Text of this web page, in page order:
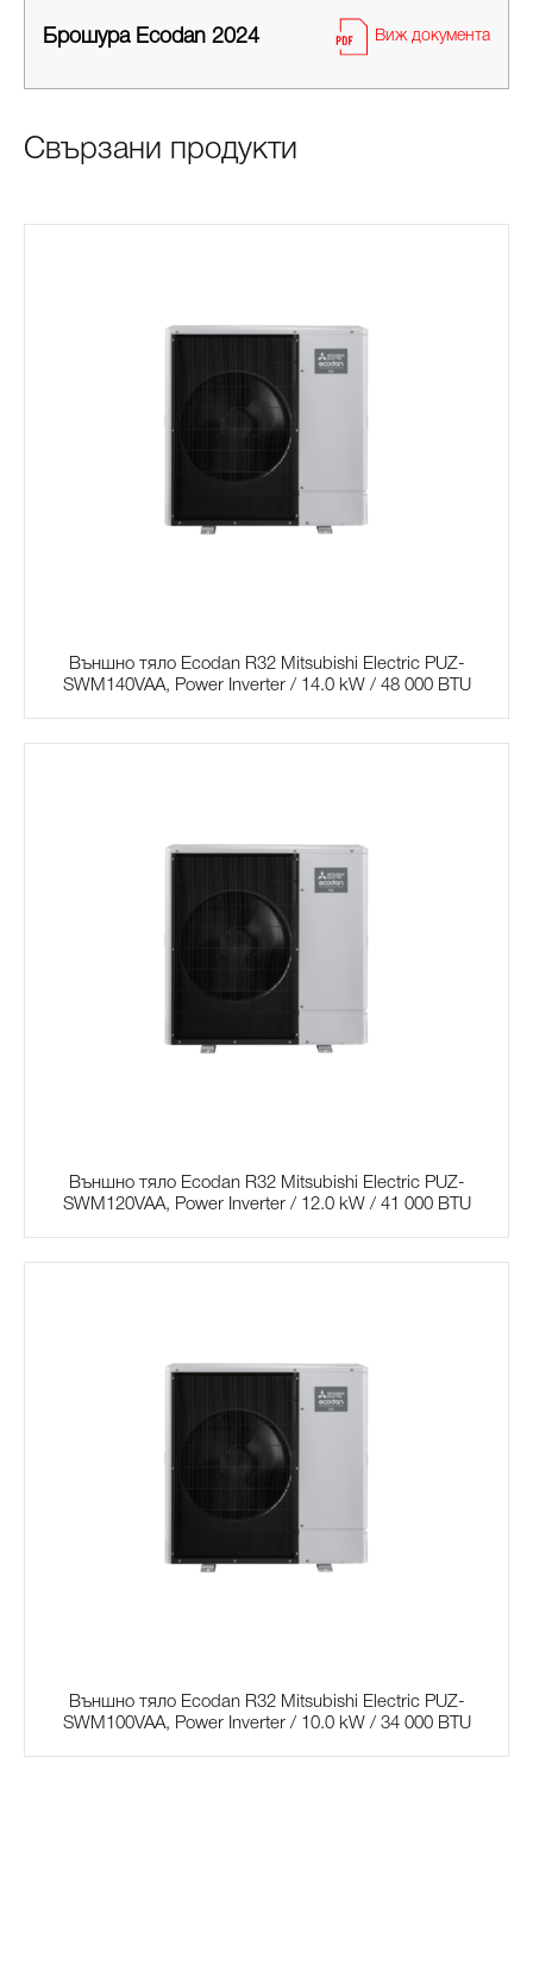
Брошура Ecodan 2024 Виж документа
Свързани продукти
Външно тяло Ecodan R32 Mitsubishi Electric PUZ-
SWM140VAA, Power Inverter / 14.0 kW / 48 000 BTU
Външно тяло Ecodan R32 Mitsubishi Electric PUZ-
SWM120VAA, Power Inverter / 12.0 kW / 41 000 BTU
Външно тяло Ecodan R32 Mitsubishi Electric PUZ-
SWM100VAA, Power Inverter / 10.0 kW / 34 000 BTU